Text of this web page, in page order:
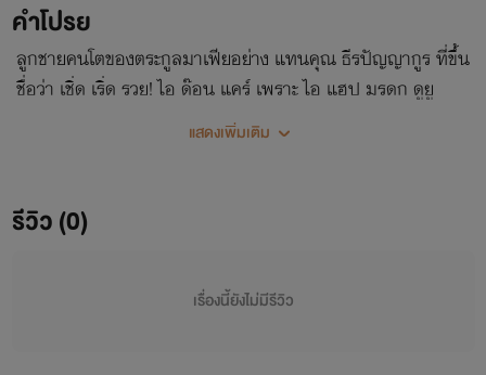
คำโปรย
ลูกชายคนโตของตระกูลมาเฟียอย่าง แทนคุณ ธีรปัญญากูร ที่ขึ้น
ชื่อว่า เชิ่ด เริ่ด รวย! ไอ ด๊อน แคร์ เพราะ ไอ แฮป มรดก ดูยู
โน้ววว~ มาตกหลุมรักกับนายแพทย์หนุ่มสุดหล่ออย่าง ท็อป
แสดงเพิ่มเติม
รีวิว (0)
เรื่องนี้ยังไม่มีรีวิว